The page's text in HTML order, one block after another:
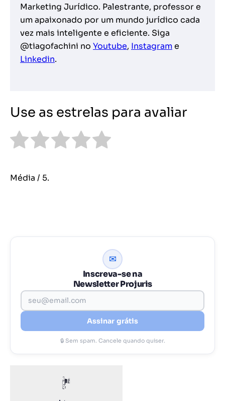
Marketing Jurídico. Palestrante, professor e
um apaixonado por um mundo jurídico cada
vez mais inteligente e eficiente. Siga
@tiagofachini no Youtube, Instagrame
Linkedin.
Use as estrelas para avaliar
Média / 5.
✉
Inscreva-se na
Newsletter Projuris
Assinar grátis
🔒 Sem spam. Cancele quando quiser.